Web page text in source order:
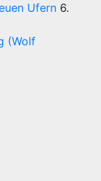
Ufern 6.
(Wolf